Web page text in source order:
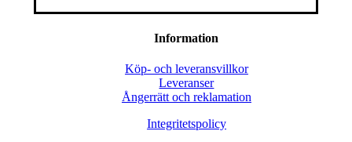
Information
Köp- och leveransvillkor
Leveranser
Ångerrätt och reklamation
Integritetspolicy